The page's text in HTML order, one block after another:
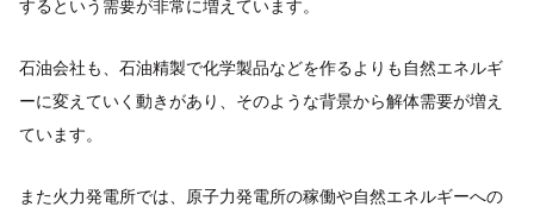
するという需要が非常に増えています。
石油会社も、石油精製で化学製品などを作るよりも自然エネルギ
ーに変えていく動きがあり、そのような背景から解体需要が増え
ています。
また火力発電所では、原子力発電所の稼働や自然エネルギーへの